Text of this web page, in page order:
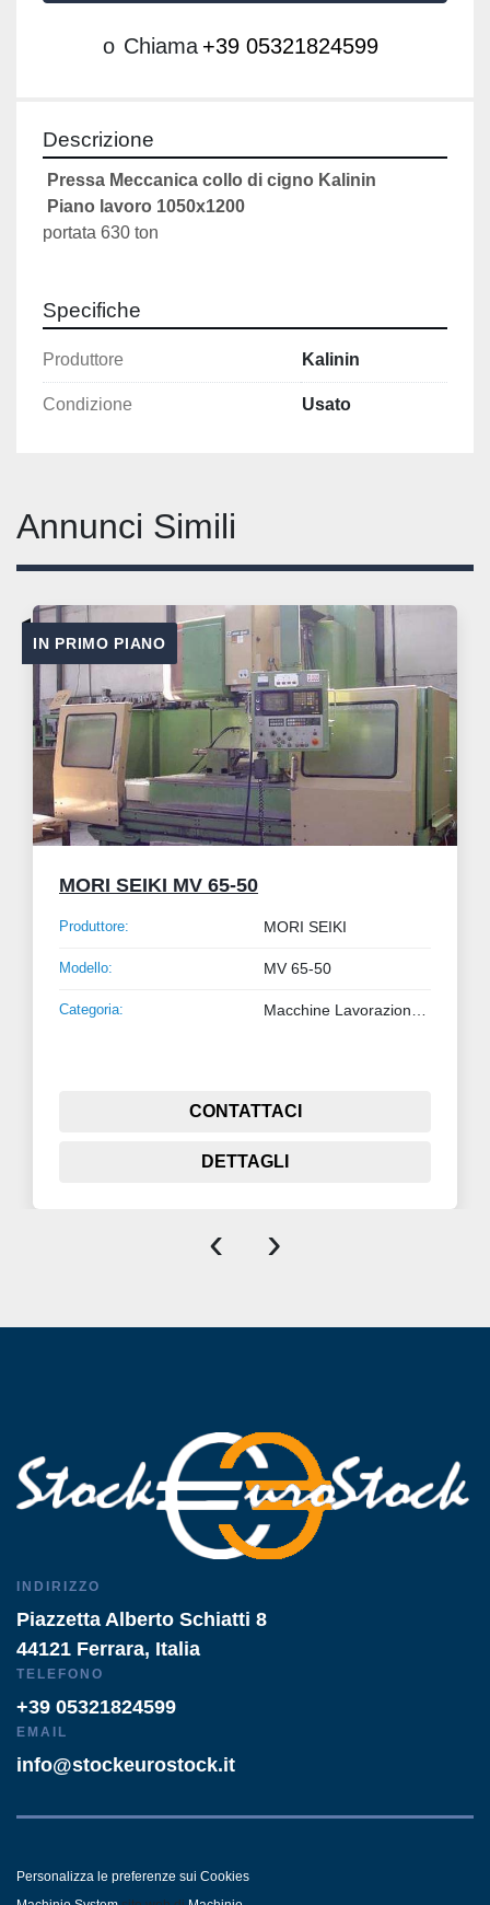
o Chiama +39 05321824599
Descrizione
Pressa Meccanica collo di cigno Kalinin
Piano lavoro 1050x1200
portata 630 ton
Specifiche
Produttore Kalinin
Condizione Usato
Annunci Simili
IN PRIMO PIANO
MORI SEIKI MV 65-50
Produttore: MORI SEIKI
Modello: MV 65-50
Categoria:
CONTATTACI
DETTAGLI
‹ ›
INDIRIZZO
Piazzetta Alberto Schiatti 8
44121 Ferrara, Italia
TELEFONO
+39 05321824599
EMAIL
info@stockeurostock.it
Personalizza le preferenze sui Cookies